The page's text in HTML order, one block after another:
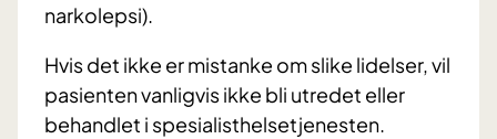
narkolepsi).
Hvis det ikke er mistanke om slike lidelser, vil
pasienten vanligvis ikke bli utredet eller
behandlet i spesialisthelsetjenesten.